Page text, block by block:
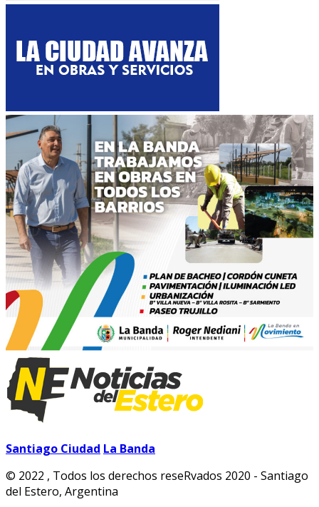
Santiago Ciudad La Banda
© 2022 , Todos los derechos reseRvados 2020 - Santiago
del Estero, Argentina